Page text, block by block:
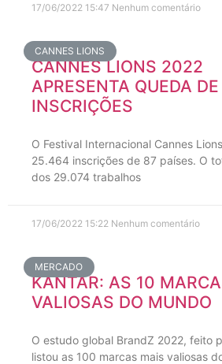
17/06/2022 15:47 Nenhum comentário
CANNES LIONS
CANNES LIONS 2022
APRESENTA QUEDA DE
INSCRIÇÕES
O Festival Internacional Cannes
25.464 inscrições de 87 países. O
dos 29.074 trabalhos
17/06/2022 15:22 Nenhum comentário
MERCADO
KANTAR: AS 10
VALIOSAS DO MUNDO
O estudo global BrandZ 2022, feito
listou as 100 marcas mais valiosas